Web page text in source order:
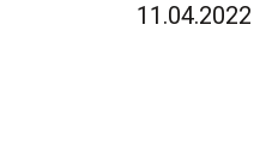
11.04.2022